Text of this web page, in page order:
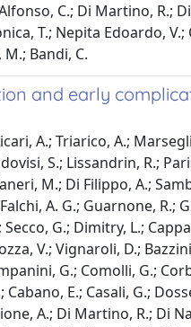
C.; Di Martino,
T.; Nepita Edoardo,
Bandi, C.
and early
A.; Triarico, A.;
S.; Lissandrin, R.;
M.; Di Filippo, A.;
A. G.; Guarnone,
G.; Dimitry, L.;
V.; Vignaroli, D.;
G.; Comolli, G.;
E.; Casali, G.;
A.; Di Martino, R.; Di